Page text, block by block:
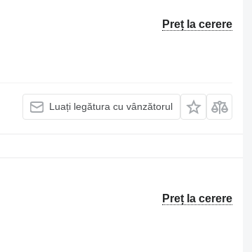
Preț la cerere
Luați legătura cu vânzătorul
Preț la cerere